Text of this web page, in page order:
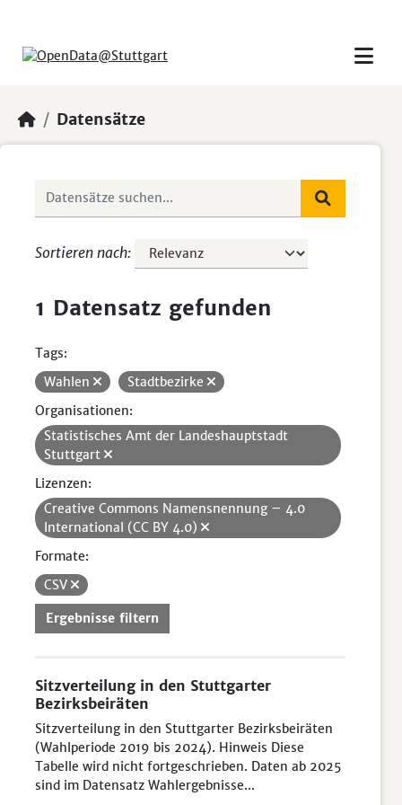
Datensätze
Sortieren nach
1 Datensatz gefunden
Tags:
Wahlen
Stadtbezirke
Organisationen:
Statistisches Amt der Landeshauptstadt
Stuttgart
Lizenzen:
Creative Commons Namensnennung – 4.0
International (CC BY 4.0)
Formate:
CSV
Ergebnisse filtern
Sitzverteilung in den Stuttgarter
Bezirksbeiräten
Sitzverteilung in den Stuttgarter Bezirksbeiräten
(Wahlperiode 2019 bis 2024). Hinweis Diese
Tabelle wird nicht fortgeschrieben. Daten ab 2025
sind im Datensatz Wahlergebnisse...